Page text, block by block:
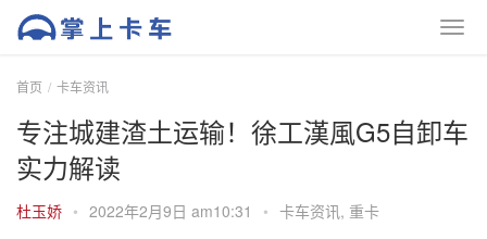
首页 卡车资讯
专注城建渣土运输！徐工漢風G5自卸车
实力解读
杜玉娇 • 2022年2月9日 am10:31 • 卡车资讯, 重卡